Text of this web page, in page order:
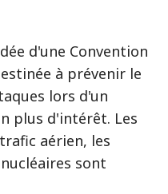
d'une Convention
à prévenir le
lors d'un
plus d'intérêt. Les
aérien, les
sont